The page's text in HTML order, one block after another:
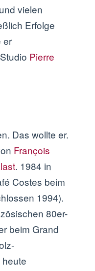
vielen
Erfolge
er
Pierre
Das wollte er.
François
. 1984 in
Costes beim
1994).
80er-
beim Grand